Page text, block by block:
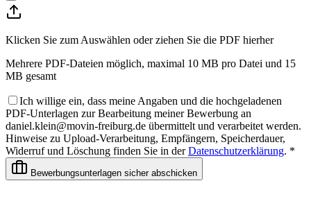
Klicken Sie zum Auswählen oder ziehen Sie die PDF hierher
Mehrere PDF-Dateien möglich, maximal 10 MB pro Datei und 15
MB gesamt
Ich willige ein, dass meine Angaben und die hochgeladenen
PDF-Unterlagen zur Bearbeitung meiner Bewerbung an
daniel.klein@movin-freiburg.de übermittelt und verarbeitet werden.
Hinweise zu Upload-Verarbeitung, Empfängern, Speicherdauer,
Widerruf und Löschung finden Sie in derDatenschutzerklärung. *
Bewerbungsunterlagen sicher abschicken